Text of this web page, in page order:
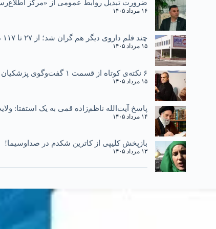
ضرورت تبدیل روابط عمومی از «مرکز
۱۶ مرداد ۱۴۰۵
چند قلم داروی دیگر هم گران شد؛ از ۲۷ تا ۱۱۷ درصد
۱۵ مرداد ۱۴۰۵
۶ نکته‌ی کوتاه از قسمت ۱ گفت‌وگوی پزشکیان با مردم
۱۵ مرداد ۱۴۰۵
پاسخ آیت‌الله ناظم‌زاده قمی به یک استفتا:
۱۴ مرداد ۱۴۰۵
بازپخش کلیپی از کاترین شکدم در صداوسیما!
۱۳ مرداد ۱۴۰۵